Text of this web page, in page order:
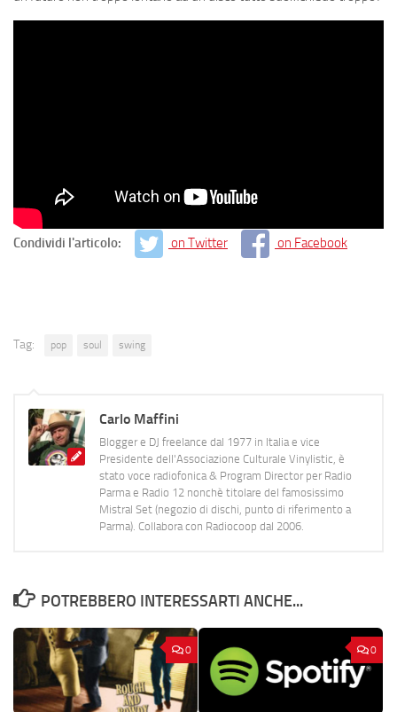
Condividi l'articolo: on Twitter on Facebook
Tag: pop soul swing
Carlo Maffini
Blogger e DJ freelance dal 1977 in Italia e vice
Presidente dell'Associazione Culturale Vinylistic, è
stato voce radiofonica & Program Director per Radio
Parma e Radio 12 nonchè titolare del famosissimo
Mistral Set (negozio di dischi, punto di riferimento a
Parma). Collabora con Radiocoop dal 2006.
POTREBBERO INTERESSARTI ANCHE...
0 0